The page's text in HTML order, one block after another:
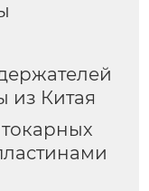
из Китая